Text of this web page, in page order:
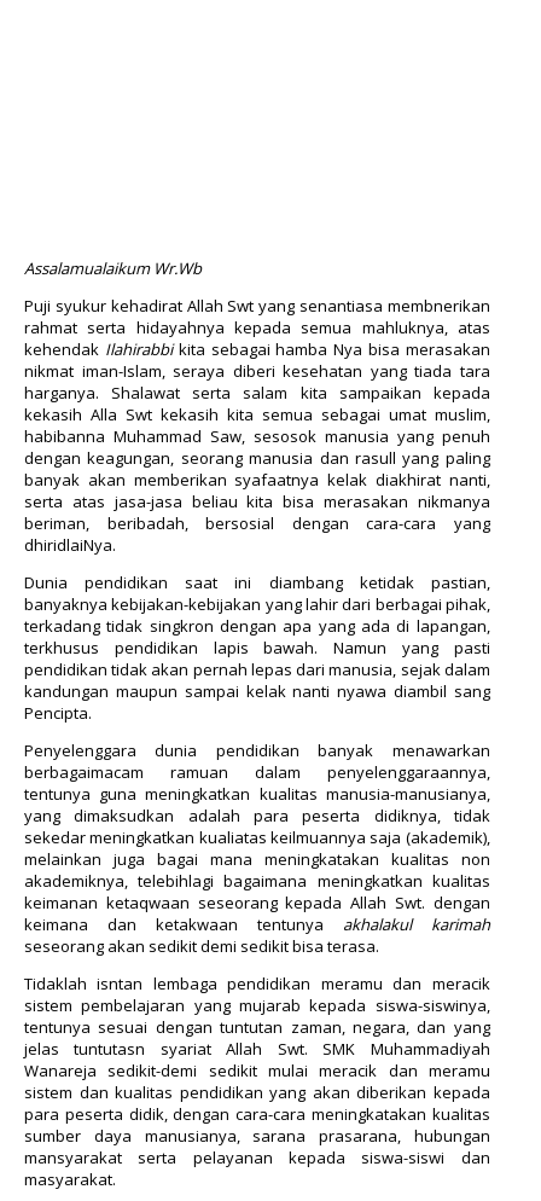
Assalamualaikum Wr.Wb
Puji syukur kehadirat Allah Swt yang senantiasa membnerikan
rahmat serta hidayahnya kepada semua mahluknya, atas
kehendak Ilahirabbikita sebagai hamba Nya bisa merasakan
nikmat iman-Islam, seraya diberi kesehatan yang tiada tara
harganya. Shalawat serta salam kita sampaikan kepada
kekasih Alla Swt kekasih kita semua sebagai umat muslim,
habibanna Muhammad Saw, sesosok manusia yang penuh
dengan keagungan, seorang manusia dan rasull yang paling
banyak akan memberikan syafaatnya kelak diakhirat nanti,
serta atas jasa-jasa beliau kita bisa merasakan nikmanya
beriman, beribadah, bersosial dengan cara-cara yang
dhiridlaiNya.
Dunia pendidikan saat ini diambang ketidak pastian,
banyaknya kebijakan-kebijakan yang lahir dari berbagai pihak,
terkadang tidak singkron dengan apa yang ada di lapangan,
terkhusus pendidikan lapis bawah. Namun yang pasti
pendidikan tidak akan pernah lepas dari manusia, sejak dalam
kandungan maupun sampai kelak nanti nyawa diambil sang
Pencipta.
Penyelenggara dunia pendidikan banyak menawarkan
berbagaimacam ramuan dalam penyelenggaraannya,
tentunya guna meningkatkan kualitas manusia-manusianya,
yang dimaksudkan adalah para peserta didiknya, tidak
sekedar meningkatkan kualiatas keilmuannya saja (akademik),
melainkan juga bagai mana meningkatakan kualitas non
akademiknya, telebihlagi bagaimana meningkatkan kualitas
keimanan ketaqwaan seseorang kepada Allah Swt. dengan
keimana dan ketakwaan tentunya akhalakul karimah
seseorang akan sedikit demi sedikit bisa terasa.
Tidaklah isntan lembaga pendidikan meramu dan meracik
sistem pembelajaran yang mujarab kepada siswa-siswinya,
tentunya sesuai dengan tuntutan zaman, negara, dan yang
jelas tuntutasn syariat Allah Swt. SMK Muhammadiyah
Wanareja sedikit-demi sedikit mulai meracik dan meramu
sistem dan kualitas pendidikan yang akan diberikan kepada
para peserta didik, dengan cara-cara meningkatakan kualitas
sumber daya manusianya, sarana prasarana, hubungan
mansyarakat serta pelayanan kepada siswa-siswi dan
masyarakat.